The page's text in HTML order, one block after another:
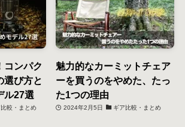
コンパク
選び方と
ル27選
比較・まとめ
魅力的なカーミットチェア
ーを買うのをやめた、たっ
た1つの理由
2024年2月5日 ギア比較・まとめ